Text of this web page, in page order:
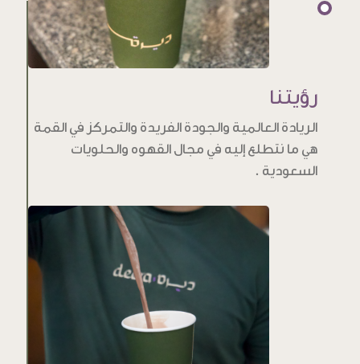
رؤيتنا
الريادة العالمية والجودة الفريدة والتمركز في القمة
هي ما نتطلع إليه في مجال القهوه والحلويات
السعودية .